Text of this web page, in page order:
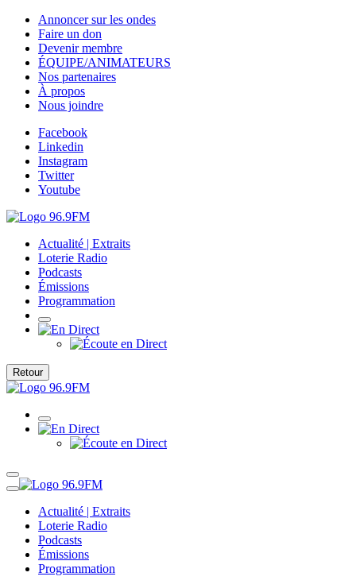
Annoncer sur les ondes
Faire un don
Devenir membre
ÉQUIPE/ANIMATEURS
Nos partenaires
À propos
Nous joindre
Facebook
Linkedin
Instagram
Twitter
Youtube
Actualité | Extraits
Loterie Radio
Podcasts
Émissions
Programmation
Retour
Actualité | Extraits
Loterie Radio
Podcasts
Émissions
Programmation